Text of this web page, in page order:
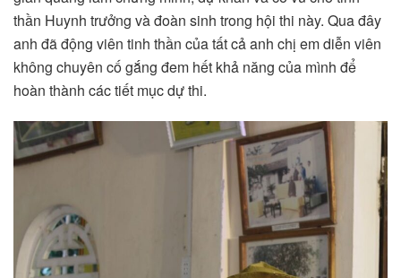
thần Huynh trưởng và đoàn sinh trong hội thi này. Qua đây
anh đã động viên tinh thần của tất cả anh chị em diễn viên
không chuyên cố gắng đem hết khả năng của mình để
hoàn thành các tiết mục dự thi.